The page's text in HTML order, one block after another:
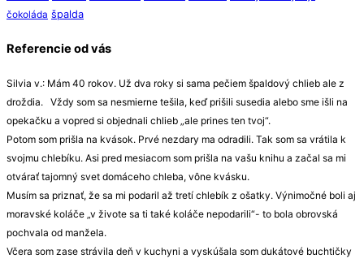
čokoláda špalda
Referencie od vás
Silvia v.: Mám 40 rokov. Už dva roky si sama pečiem špaldový chlieb ale z
droždia. Vždy som sa nesmierne tešila, keď prišili susedia alebo sme išli na
opekačku a vopred si objednali chlieb „ale prines ten tvoj“.
Potom som prišla na kvások. Prvé nezdary ma odradili. Tak som sa vrátila k
svojmu chlebíku. Asi pred mesiacom som prišla na vašu knihu a začal sa mi
otvárať tajomný svet domáceho chleba, vône kvásku.
Musím sa priznať, že sa mi podaril až tretí chlebík z ošatky. Výnimočné boli aj
moravské koláče „v živote sa ti také koláče nepodarili“- to bola obrovská
pochvala od manžela.
Včera som zase strávila deň v kuchyni a vyskúšala som dukátové buchtičky